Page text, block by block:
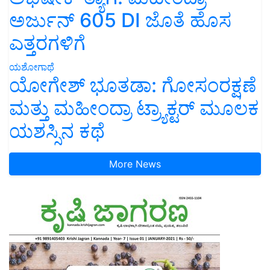
ಅರ್ಜುನ್ 605 DI ಜೊತೆ ಹೊಸ
ಎತ್ತರಗಳಿಗೆ
ಯಶೋಗಾಥೆ
ಯೋಗೇಶ್ ಭೂತಡಾ: ಗೋಸಂರಕ್ಷಣೆ
ಮತ್ತು ಮಹೀಂದ್ರಾ ಟ್ರ್ಯಾಕ್ಟರ್ ಮೂಲಕ
ಯಶಸ್ಸಿನ ಕಥೆ
More News